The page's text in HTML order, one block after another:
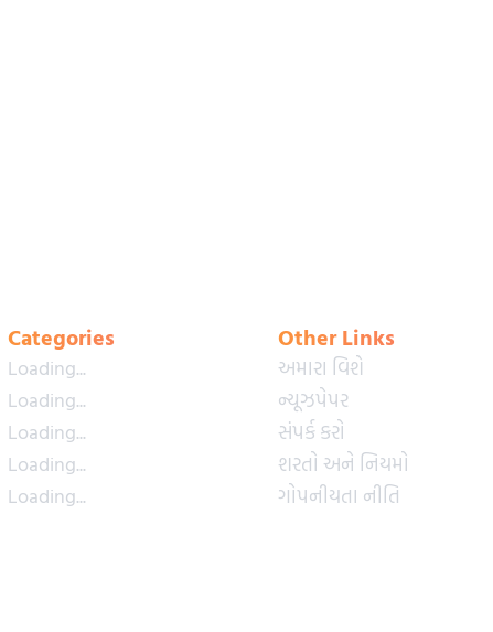
Categories
Loading...
Loading...
Loading...
Loading...
Loading...
Other Links
અમારા વિશે
ન્યૂઝપેપર
સંપર્ક કરો
શરતો અને નિયમો
ગોપનીયતા નીતિ